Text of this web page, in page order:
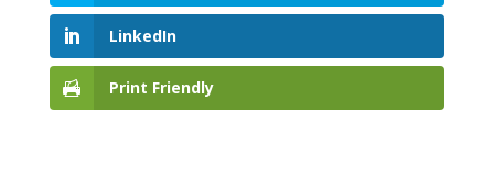
LinkedIn
Print Friendly